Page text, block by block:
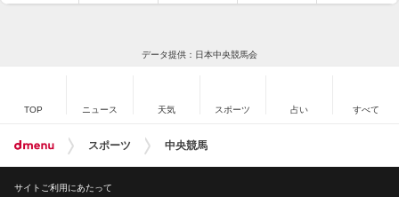
データ提供：日本中央競馬会
TOP ニュース 天気 スポーツ 占い すべて
スポーツ 中央競馬
サイトご利用にあたって